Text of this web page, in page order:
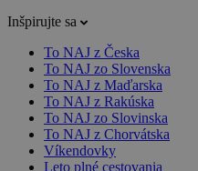
Inšpirujte sa
To NAJ z Česka
To NAJ zo Slovenska
To NAJ z Maďarska
To NAJ z Rakúska
To NAJ zo Slovinska
To NAJ z Chorvátska
Víkendovky
Leto plné cestovania